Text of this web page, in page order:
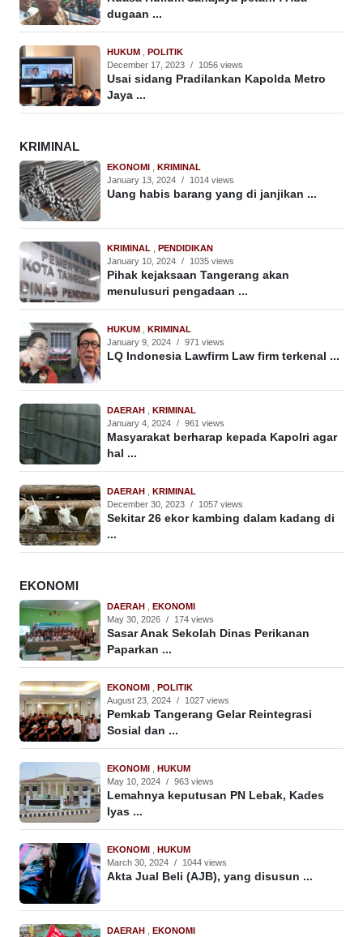
dugaan ...
HUKUM , POLITIK
December 17, 2023 / 1056 views
Usai sidang Pradilankan Kapolda Metro
Jaya ...
KRIMINAL
EKONOMI , KRIMINAL
January 13, 2024 / 1014 views
Uang habis barang yang di janjikan ...
KRIMINAL , PENDIDIKAN
January 10, 2024 / 1035 views
Pihak kejaksaan Tangerang akan
menulusuri pengadaan ...
HUKUM , KRIMINAL
January 9, 2024 / 971 views
LQ Indonesia Lawfirm Law firm terkenal ...
DAERAH , KRIMINAL
January 4, 2024 / 961 views
Masyarakat berharap kepada Kapolri agar
hal ...
DAERAH , KRIMINAL
December 30, 2023 / 1057 views
Sekitar 26 ekor kambing dalam kadang di
...
EKONOMI
DAERAH , EKONOMI
May 30, 2026 / 174 views
Sasar Anak Sekolah Dinas Perikanan
Paparkan ...
EKONOMI , POLITIK
August 23, 2024 / 1027 views
Pemkab Tangerang Gelar Reintegrasi
Sosial dan ...
EKONOMI , HUKUM
May 10, 2024 / 963 views
Lemahnya keputusan PN Lebak, Kades
Iyas ...
EKONOMI , HUKUM
March 30, 2024 / 1044 views
Akta Jual Beli (AJB), yang disusun ...
DAERAH , EKONOMI